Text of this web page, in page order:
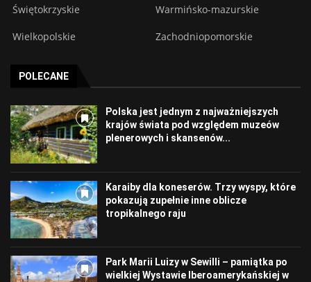
Świętokrzyskie Warmińsko-mazurskie
Wielkopolskie Zachodniopomorskie
POLECANE
Polska jest jednym z najważniejszych
krajów świata pod względem muzeów
plenerowych i skansenów...
Karaiby dla koneserów. Trzy wyspy, które
pokazują zupełnie inne oblicze
tropikalnego raju
Park Marii Luizy w Sewilli – pamiątka po
wielkiej Wystawie Iberoamerykańskiej w